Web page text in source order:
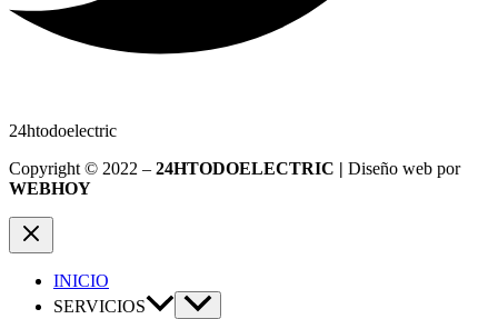
24htodoelectric
Copyright © 2022 – 24HTODOELECTRIC | Diseño web por
WEBHOY
INICIO
SERVICIOS